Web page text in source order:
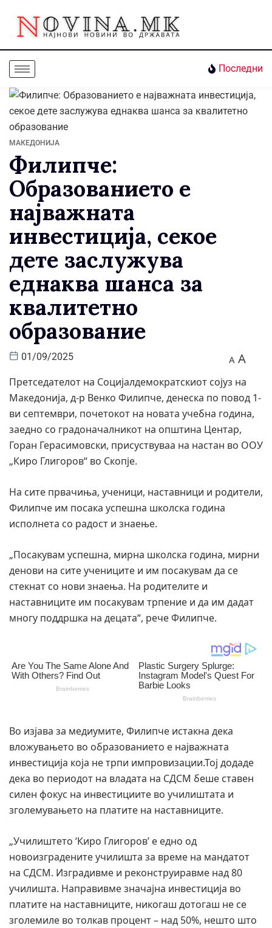
Последни
МАКЕДОНИЈА
Филипче:
Образованието е
најважната
инвестиција, секое
дете заслужува
еднаква шанса за
квалитетно
образование
01/09/2025 A A
Претседателот на Социјалдемократскиот сојуз на
Македонија, д-р Венко Филипче, денеска по повод 1-
ви септември, почетокот на новата учебна година,
заедно со градоначалникот на општина Центар,
Горан Герасимовски, присуствуваа на настан во ООУ
„Киро Глигоров“ во Скопје.
На сите првачиња, ученици, наставници и родители,
Филипче им посака успешна школска година
исполнета со радост и знаење.
„Посакувам успешна, мирна школска година, мирни
денови на сите учениците и им посакувам да се
стекнат со нови знаења. На родителите и
наставниците им посакувам трпение и да им дадат
многу поддршка на децата“, рече Филипче.
Во изјава за медиумите, Филипче истакна дека
вложувањето во образованието е најважната
инвестиција која не трпи импровизации.Тој додаде
дека во периодот на владата на СДСМ беше ставен
силен фокус на инвестициите во училиштата и
зголемувањето на платите на наставниците.
„Училиштето ‘Киро Глигоров’ е едно од
новоизградените училишта за време на мандатот
на СДСМ. Изградивме и реконструиравме над 80
училишта. Направивме значајна инвестиција во
платите на наставниците, никогаш дотогаш не се
зголемиле во толкав процент – над 50%, нешто што